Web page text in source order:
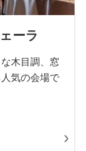
ーラ
木目調、窓
気の会場で